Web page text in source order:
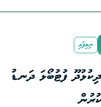
ނިމިފައި
ފުޓުބޯޅަ ދަނޑު